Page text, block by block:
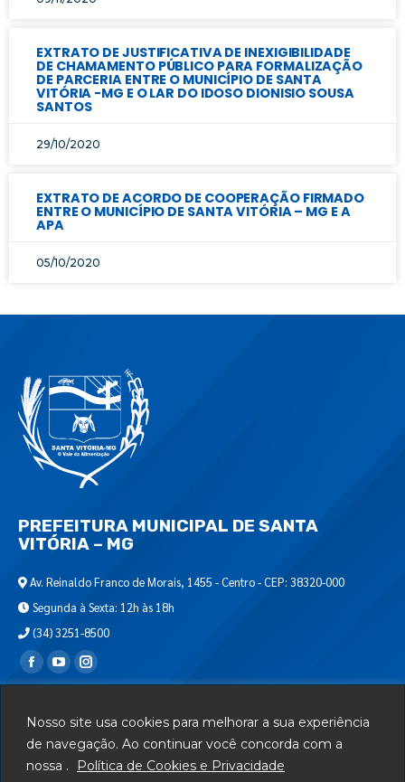
Nosso site usa cookies para melhorar a sua experiência
de navegação. Ao continuar você concorda com a
nossa .
Política de Cookies e Privacidade
EXTRATO DE JUSTIFICATIVA DE INEXIGIBILIDADE
DE CHAMAMENTO PÚBLICO PARA FORMALIZAÇÃO
DE PARCERIA ENTRE O MUNICÍPIO DE SANTA
VITÓRIA -MG E O LAR DO IDOSO DIONISIO SOUSA
SANTOS
29/10/2020
EXTRATO DE ACORDO DE COOPERAÇÃO FIRMADO
ENTRE O MUNICÍPIO DE SANTA VITÓRIA – MG E A
APA
05/10/2020
PREFEITURA MUNICIPAL DE SANTA
VITÓRIA – MG
Av. Reinaldo Franco de Morais, 1455 - Centro - CEP: 38320-000
Segunda à Sexta: 12h às 18h
(34) 3251-8500
Encontre-nos em:
Departamento de T.I.
Serviços